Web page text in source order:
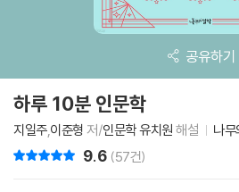
공유하기
하루 10분 인문학
지일주, 이준형 저/인문학 유치원 해설 나
일
9.6 (57건)